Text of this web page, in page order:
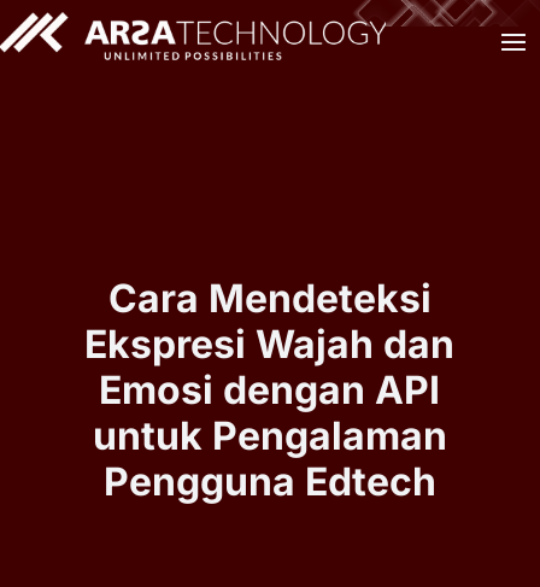
Cara Mendeteksi
Ekspresi Wajah dan
Emosi dengan API
untuk Pengalaman
Pengguna Edtech